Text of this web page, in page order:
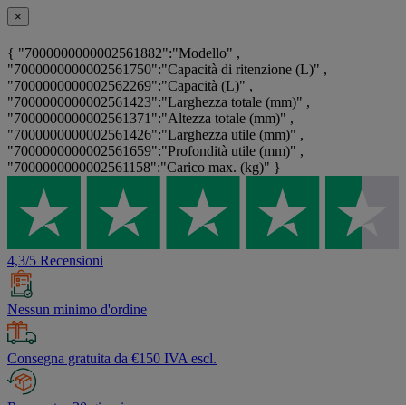
×
{ "7000000000002561882":"Modello" ,
"7000000000002561750":"Capacità di ritenzione (L)" ,
"7000000000002562269":"Capacità (L)" ,
"7000000000002561423":"Larghezza totale (mm)" ,
"7000000000002561371":"Altezza totale (mm)" ,
"7000000000002561426":"Larghezza utile (mm)" ,
"7000000000002561659":"Profondità utile (mm)" ,
"7000000000002561158":"Carico max. (kg)" }
4,3/5 Recensioni
Nessun minimo d'ordine
Consegna gratuita da €150 IVA escl.